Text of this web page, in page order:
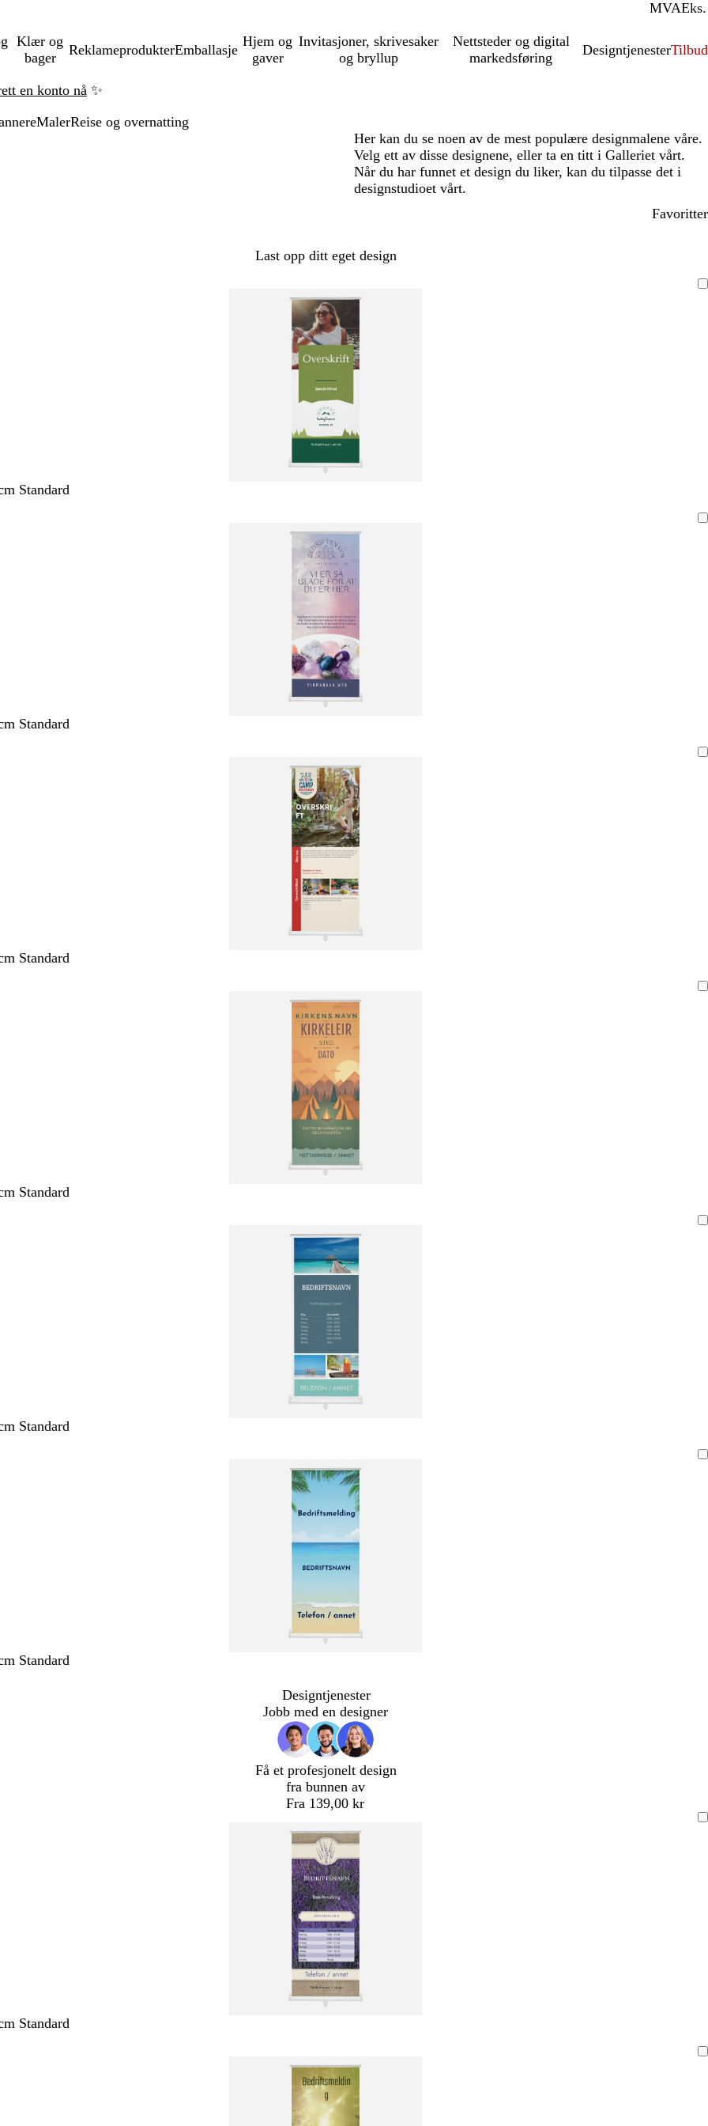
MVAInkl.
Eks.
Klær og
bager
ReklameprodukterEmballasje
Hjem og
gaver
Invitasjoner, skrivesaker
og bryllup
Nettsteder og digital
markedsføring
DesigntjenesterTilbud
en konto nå ✨
MalerReise og overnatting
Her kan du se noen av de mest populære designmalene våre.
Velg ett av disse designene, eller ta en titt i Galleriet vårt.
Når du har funnet et design du liker, kan du tilpasse det i
designstudioet vårt.
Favoritter
Last opp ditt eget design
Standard
Standard
Standard
Standard
Standard
Standard
Designtjenester
Jobb med en designer
Få et profesjonelt design
fra bunnen av
Fra 139,00 kr
Standard